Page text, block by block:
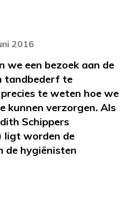
2016
we een bezoek aan de
tandbederf te
te weten hoe we
kunnen verzorgen. Als
Schippers
ligt worden de
de hygiënisten